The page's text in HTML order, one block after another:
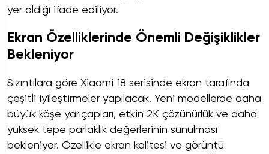
yer aldığı ifade ediliyor.
Ekran Özelliklerinde Önemli Değişiklikler
Bekleniyor
Sızıntılara göre Xiaomi 18 serisinde ekran tarafında
çeşitli iyileştirmeler yapılacak. Yeni modellerde daha
büyük köşe yarıçapları, etkin 2K çözünürlük ve daha
yüksek tepe parlaklık değerlerinin sunulması
bekleniyor. Özellikle ekran kalitesi ve görüntü